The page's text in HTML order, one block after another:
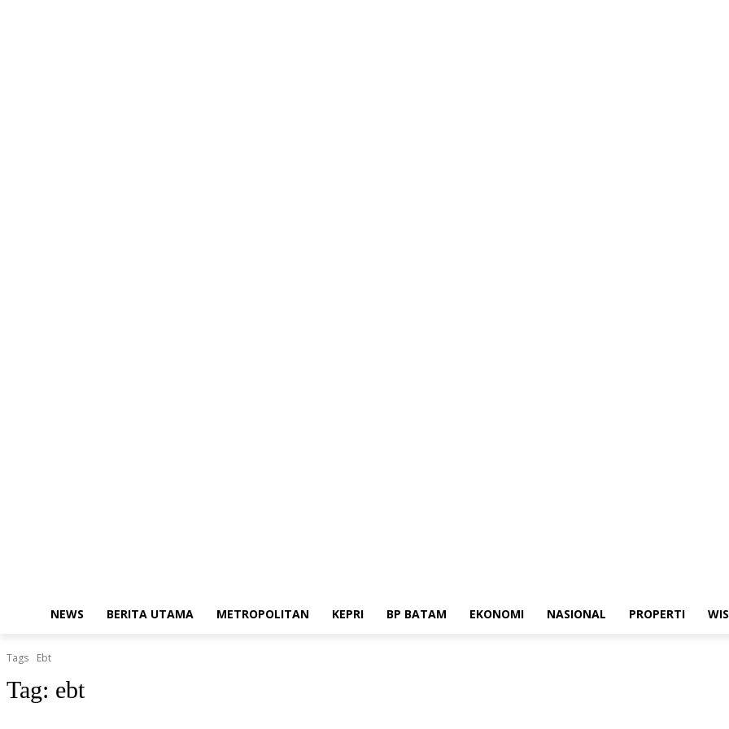
NEWS BERITA UTAMA METROPOLITAN KEPRI BP BATAM EKONOMI NASIONAL PROPERTI
Tags Ebt
Tag: ebt